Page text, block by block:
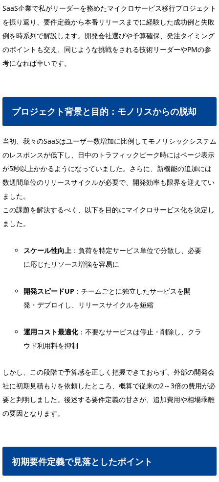
SaaS企業で私がリーダーを務めたマイクロサービス移行プロジェクト
を振り返り、要件定義から本番リリースまでに経験した成功例と失敗
例を時系列で解説します。開発会社選びや予算確保、発注タイミング
のポイントも交え、同じような挑戦をされる技術リーダーやPMの参
考になれば幸いです。
プロジェクト背景と目的：モノリスからの脱却
当初、我々のSaaSはユーザー数増加に比例してモノリシックシステム
のレスポンスが低下し、日中のトラフィックピーク時にはページ表示
が5秒以上かかるようになっていました。さらに、新機能の追加には
数週間単位のリリースサイクルが必要で、開発効率も限界を迎えてい
ました。
この課題を解決するべく、以下を目的にマイクロサービス化を決定し
ました。
スケール性向上 ：負荷を特定サービス単位で分散し、必要
に応じたリソース増強を容易に
開発スピードUP ：チームごとに独立したサービスを開
発・デプロイし、リリースサイクルを短縮
運用コスト最適化：不要なサービスは停止・削除し、クラ
ウド利用料を抑制
しかし、この段階で予算感を正しく把握できておらず、外部の開発会
社に初期見積もりを依頼したところ、概算で従来の2～3倍の費用が必
要と判明しました。後述する要件定義の甘さが、追加費用や相場乖離
の要因となります。
初期要件定義で見落としたポイント